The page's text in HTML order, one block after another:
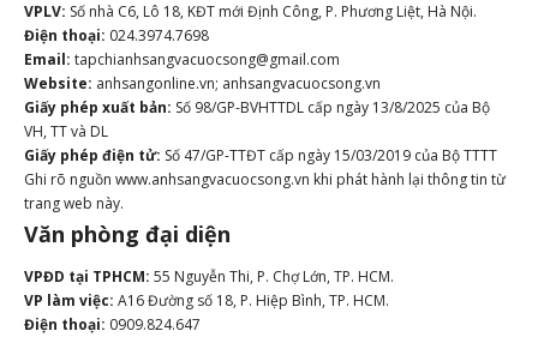
VPLV: Số nhà C6, Lô 18, KĐT mới Định Công, P. Phương Liệt, Hà Nội.
Điện thoại: 024.3974.7698
Email: tapchianhsangvacuocsong@gmail.com
Website: anhsangonline.vn; anhsangvacuocsong.vn
Giấy phép xuất bản: Số 98/GP-BVHTTDL cấp ngày 13/8/2025 của Bộ
VH, TT và DL
Giấy phép điện tử: Số 47/GP-TTĐT cấp ngày 15/03/2019 của Bộ TTTT
Ghi rõ nguồn www.anhsangvacuocsong.vn khi phát hành lại thông tin từ
trang web này.
Văn phòng đại diện
VPĐD tại TPHCM: 55 Nguyễn Thi, P. Chợ Lớn, TP. HCM.
VP làm việc: A16 Đường số 18, P. Hiệp Bình, TP. HCM.
Điện thoại: 0909.824.647